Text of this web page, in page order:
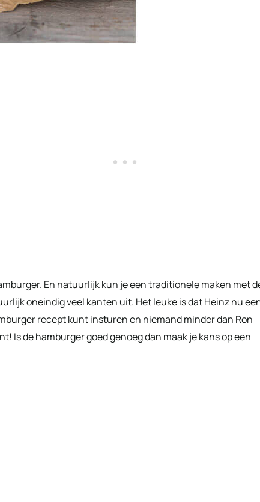
En natuurlijk kun je een traditionele maken met
oneindig veel kanten uit. Het leuke is dat Heinz nu
recept kunt insturen en niemand minder dan Ron
Is de hamburger goed genoeg dan maak je kans op een